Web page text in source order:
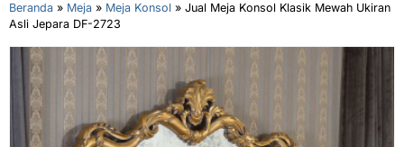
Beranda » Meja » Meja Konsol » Jual Meja Konsol Klasik Mewah Ukiran
Asli Jepara DF-2723